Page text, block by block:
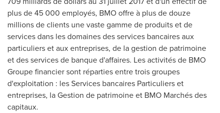
plus de 45 000 employés, BMO offre à plus de douze
millions de clients une vaste gamme de produits et de
services dans les domaines des services bancaires aux
particuliers et aux entreprises, de la gestion de patrimoine
et des services de banque d'affaires. Les activités de BMO
Groupe financier sont réparties entre trois groupes
d'exploitation : les Services bancaires Particuliers et
entreprises, laGestion de patrimoine et BMO Marchés des
capitaux.